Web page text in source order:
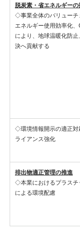
脱炭素・省エネルギー
◇事業全体のバリューチ
エネルギー使用効率化
により、地球温暖化防
決へ貢献する
◇環境情報開示の適正対
ライアンス強化
排出物適正管理の推進
◇本業におけるプラスチ
による環境配慮